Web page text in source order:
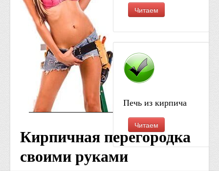
Кирпичная перегородка
своими руками
Читаем
Печь из кирпича
Читаем